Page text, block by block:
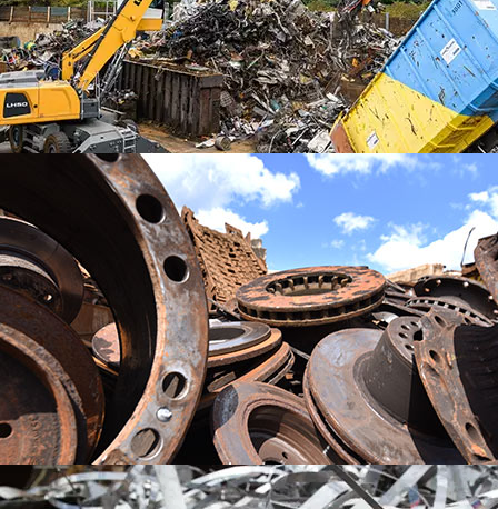
STAHL- & KONSUMSCHROTT
GIESSEREISCHROTT
HOCHWERTIGE SCHROTTE